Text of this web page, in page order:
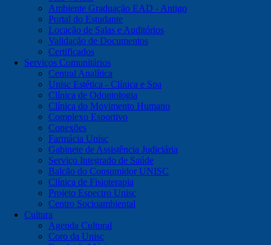
Ambiente Graduação EAD - Antigo
Portal do Estudante
Locação de Salas e Auditórios
Validação de Documentos
Certificados
Serviços Comunitários
Central Analítica
Unisc Estética - Clínica e Spa
Clínica de Odontologia
Clínica do Movimento Humano
Complexo Esportivo
Conexões
Farmácia Unisc
Gabinete de Assistência Judiciária
Serviço Integrado de Saúde
Balcão do Consumidor UNISC
Clínica de Fisioterapia
Projeto Espectro Unisc
Centro Socioambiental
Cultura
Agenda Cultural
Coro da Unisc